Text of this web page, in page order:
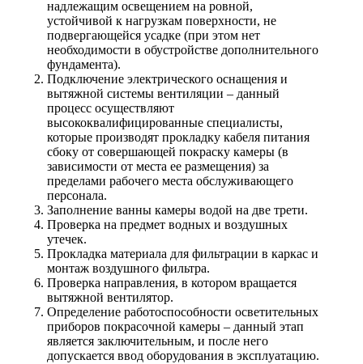
надлежащим освещением на ровной,
устойчивой к нагрузкам поверхности, не
подвергающейся усадке (при этом нет
необходимости в обустройстве дополнительного
фундамента).
Подключение электрического оснащения и
вытяжной системы вентиляции – данный
процесс осуществляют
высококвалифицированные специалисты,
которые производят прокладку кабеля питания
сбоку от совершающей покраску камеры (в
зависимости от места ее размещения) за
пределами рабочего места обслуживающего
персонала.
Заполнение ванны камеры водой на две трети.
Проверка на предмет водных и воздушных
утечек.
Прокладка материала для фильтрации в каркас и
монтаж воздушного фильтра.
Проверка направления, в котором вращается
вытяжной вентилятор.
Определение работоспособности осветительных
приборов покрасочной камеры – данный этап
является заключительным, и после него
допускается ввод оборудования в эксплуатацию.